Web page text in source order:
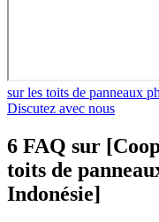
sur les toits de panneaux
Discutez avec nous
6 FAQ sur
toits de
Indonésie]